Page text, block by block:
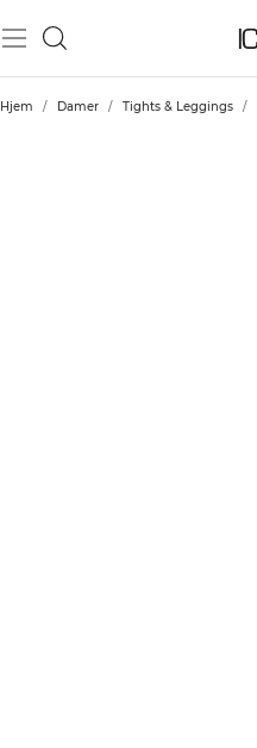
Hjem / Damer / Tights & Leggings /